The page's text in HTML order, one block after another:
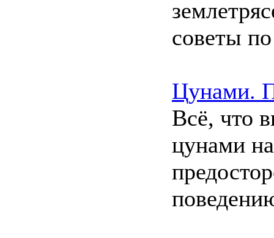
советы
Цунами.
Всё, что
цунами